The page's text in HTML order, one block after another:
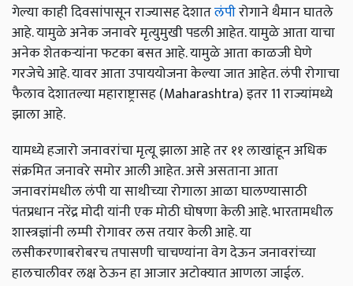
गेल्या काही दिवसांपासून राज्यासह देशातलंपीरोगाने थैमान घातले
आहे. यामुळे अनेक जनावरे मृत्युमुखी पडली आहेत. यामुळे आता याचा
अनेक शेतकऱ्यांना फटका बसत आहे. यामुळे आता काळजी घेणे
गरजेचे आहे. यावर आता उपाययोजना केल्या जात आहेत. लंपी रोगाचा
फैलाव देशातल्या महाराष्ट्रासह (Maharashtra) इतर 11 राज्यांमध्ये
झाला आहे.
यामध्ये हजारो जनावरांचा मृत्यू झाला आहे तर ११ लाखांहून अधिक
संक्रमित जनावरे समोर आली आहेत. असे असताना आता
जनावरांमधील लंपी या साथीच्या रोगाला आळा घालण्यासाठी
पंतप्रधान नरेंद्र मोदी यांनी एक मोठी घोषणा केली आहे. भारतामधील
शास्त्रज्ञांनी लम्पी रोगावर लस तयार केली आहे. या
लसीकरणाबरोबरच तपासणी चाचण्यांना वेग देऊन जनावरांच्या
हालचालीवर लक्ष ठेऊन हा आजार अटोक्यात आणला जाईल.